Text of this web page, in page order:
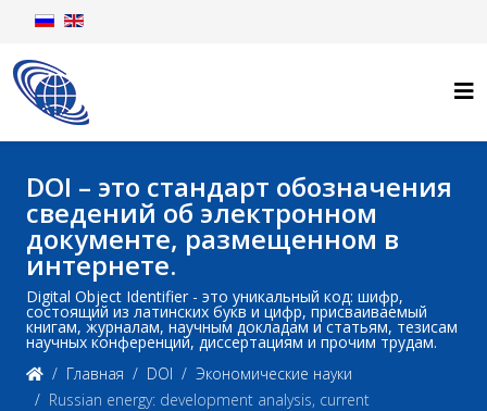
DOI – это стандарт обозначения
сведений об электронном
документе, размещенном в
интернете.
Digital Object Identifier - это уникальный код: шифр,
состоящий из латинских букв и цифр, присваиваемый
книгам, журналам, научным докладам и статьям, тезисам
научных конференций, диссертациям и прочим трудам.
Главная
DOI
Экономические науки
Russian energy: development analysis, current